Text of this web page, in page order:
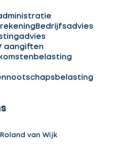
Bedrijfsadvies
aangiften
Roland van Wijk